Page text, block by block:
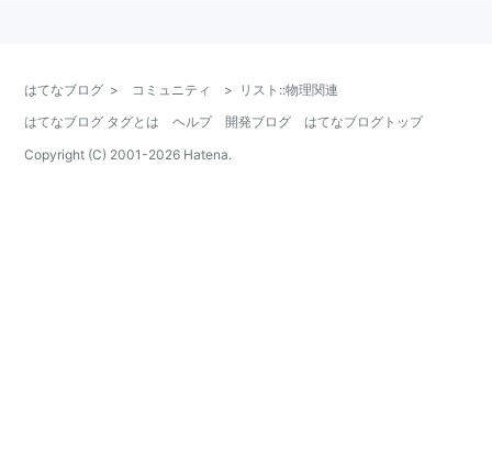
を検索するとこれを含むキーワードが50音順に一覧で
きます。
物理
はてなブログ > コミュニティ >
リスト::物理関連
はてなブログ タグとは
ヘルプ 開発ブログ
はてなブログトップ
Copyright (C) 2001-2026 Hatena.